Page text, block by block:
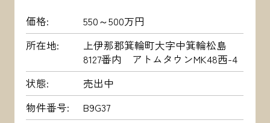
価格
550～500万円
所在地
上伊那郡箕輪町大字中箕輪松島
8127番内 アトムタウンMK48西-4
状態
売出中
物件番号
B9G37